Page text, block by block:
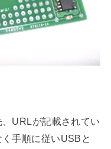
URLが記載されてい
手順に従いUSBと